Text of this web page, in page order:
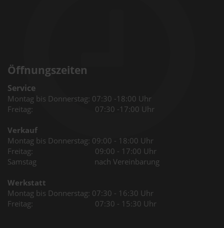
Öffnungszeiten
Service
Montag bis Donnerstag: 07:30 -18:00 Uhr
Freitag: 07:30 -17:00 Uhr
Verkauf
Montag bis Donnerstag: 09:00 - 18:00 Uhr
Freitag: 09:00 - 17:00 Uhr
Samstag nach Vereinbarung
Werkstatt
Montag bis Donnerstag: 07:30 - 16:30 Uhr
Freitag: 07:30 - 15:30 Uhr